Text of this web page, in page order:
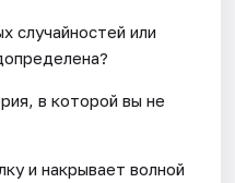
случайностей или
в которой вы не
и накрывает волной